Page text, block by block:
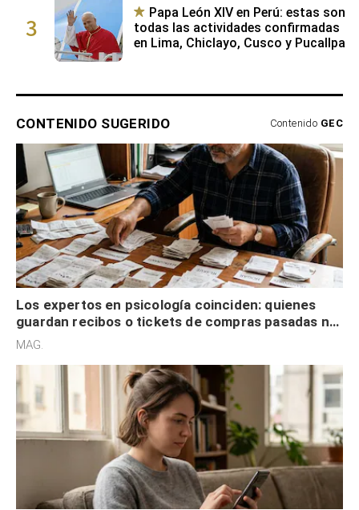
3
Papa León XIV en Perú: estas son
todas las actividades confirmadas
en Lima, Chiclayo, Cusco y Pucallpa
CONTENIDO SUGERIDO Contenido GEC
Los expertos en psicología coinciden: quienes
guardan recibos o tickets de compras pasadas no
son acumuladores, sino que tienen necesidad de
MAG.